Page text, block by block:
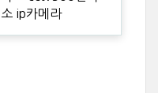
소 ip카메라